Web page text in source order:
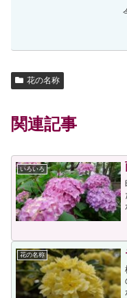
花の名称
関連記事
いろいろ
花の名称